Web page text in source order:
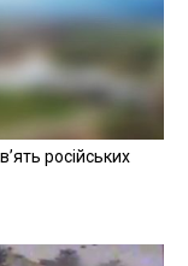
російських